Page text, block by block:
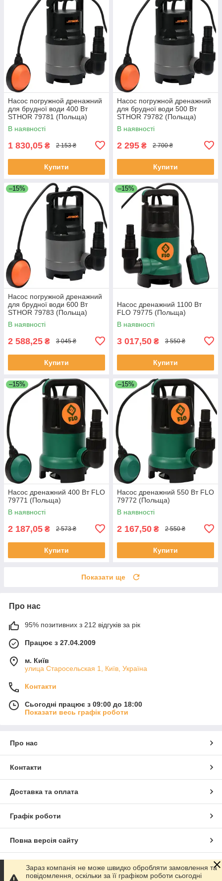
Насос погружной дренажний
для брудної води 400 Вт
STHOR 79781 (Польща)
В наявності
1 830,05 ₴ 2 153 ₴
Купити
Насос погружной дренажний
для брудної води 500 Вт
STHOR 79782 (Польща)
В наявності
2 295 ₴ 2 700 ₴
Купити
–15%
Насос погружной дренажний
для брудної води 600 Вт
STHOR 79783 (Польща)
В наявності
2 588,25 ₴ 3 045 ₴
Купити
–15%
Насос дренажний 1100 Вт
FLO 79775 (Польща)
В наявності
3 017,50 ₴ 3 550 ₴
Купити
–15%
Насос дренажний 400 Вт FLO
79771 (Польща)
В наявності
2 187,05 ₴ 2 573 ₴
Купити
–15%
Насос дренажний 550 Вт FLO
79772 (Польща)
В наявності
2 167,50 ₴ 2 550 ₴
Купити
Показати ще
Про нас
95% позитивних з 212 відгуків за рік
Працює з 27.04.2009
м. Київ
улица Старосельская 1, Київ, Україна
Контакти
Сьогодні працює з 09:00 до 18:00
Показати весь графік роботи
Про нас
Контакти
Доставка та оплата
Графік роботи
Повна версія сайту
Сайт створено на маркетплейсі Prom.ua
Зараз компанія не може швидко обробляти замовлення та
повідомлення, оскільки за її графіком роботи сьогодні